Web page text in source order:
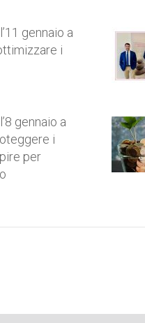
gennaio a
i
gennaio a
i
per